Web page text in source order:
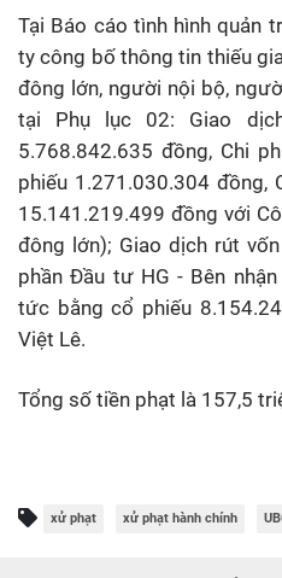
Tại Báo cáo tình hình quản
ty công bố thông tin thiếu
đông lớn, người nội bộ,
tại Phụ lục 02: Giao
5.768.842.635 đồng, Chi
phiếu 1.271.030.304 đồng,
15.141.219.499 đồng với
đông lớn); Giao dịch rút
phần Đầu tư HG - Bên
tức bằng cổ phiếu
Việt Lê.
Tổng số tiền phạt là 157,5
xử phạt xử phạt hành chính